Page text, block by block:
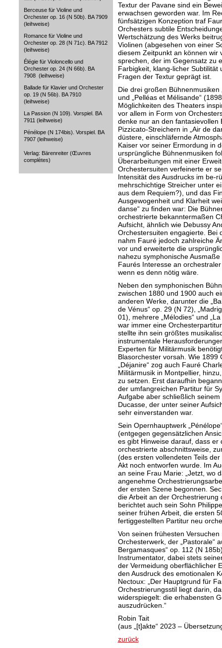
Berceuse für Violine und
Orchester op. 16 (N 50b). BA 7909
(leihweise)
Romance für Violine und
Orchester op. 28 (N 71c). BA 7912
(leihweise)
Élégie für Violoncello und
Orchester op. 24 (N 66b). BA
7908 (leihweise)
Ballade für Klavier und Orchester
op. 19 (N 56b). BA 7910
(leihweise)
La Passion (N 109). Vorspiel. BA
7911 (leihweise)
Pénélope (N 174bis). Vorspiel. BA
7907 (leihweise)
Verlag: Bärenreiter (Œuvres
complètes)
Textur der Pavane sind ein
erwachsen geworden war. Im
fünfsätzigen Konzeption traf
Orchesters subtile
Wertschätzung des Werks
Violinen (abgesehen von einer
diesem Zeitpunkt an können wir
sprechen, der im Gegensatz zu
Farbigkeit, klang-licher Subtilität
Fragen der Textur geprägt ist.
Die drei großen Bühnenmusiken
und „Pelléas et Mélisande“
Möglichkeiten des Theaters
vor allem in Form von
denke nur an den fantasievollen
Pizzicato-Streichern in „Air de
düstere, einschläfernde
Kaiser vor seiner Ermordung in
ursprüngliche Bühnenmusiken
Überarbeitungen mit einer
Orchestersuiten verfeinerte er
Intensität des Ausdrucks im be-
mehrschichtige Streicher unter
aus dem Requiem?), und das
Ausgewogenheit und Klarheit
danse“ zu finden war: Die
orchestrierte bekanntermaßen
Aufsicht, ähnlich wie Debussy
Orchestersuiten engagierte. Bei
nahm Fauré jedoch zahlreiche
vor und erweiterte die
nahezu symphonische
Faurés Interesse an
wenn es denn nötig wäre.
Neben den symphonischen
zwischen 1880 und 1900 auch
anderen Werke, darunter die
de Vénus“ op. 29 (N 72),
01), mehrere „Mélodies“ und
war immer eine
stellte ihn sein größtes
instrumentale
Experten für Militärmusik
Blasorchester vorsah. Wie 1899
„Déjanire“ zog auch Fauré
Militärmusik in Montpellier,
zu setzen. Erst daraufhin
der umfangreichen Partitur für
Aufgabe aber schließlich
Ducasse, der unter seiner
sehr einverstanden war.
Sein Opernhauptwerk
(entgegen gegensätzlichen
es gibt Hinweise darauf, dass
orchestrierte abschnittsweise,
(des ersten vollendeten Teils
Akt noch entworfen wurde. Im
an seine Frau Marie: „Jetzt, wo
angenehme
der ersten Szene begonnen.
die Arbeit an der
berichtet auch sein Sohn
seiner frühen Arbeit, die ersten
fertiggestellten Partitur neu
Von seinen frühesten
Orchesterwerk, der „Pastorale“
Bergamasques“ op. 112 (N
Instrumentator, dabei stets
der Vermeidung oberflächlicher
den Ausdruck des emotionalen
Nectoux: „Der Hauptgrund für
Orchestrierungsstil liegt darin,
widerspiegelt: die erhabensten
auszudrücken.“
Robin Tait
(aus „[t]akte“ 2023 –
zurück